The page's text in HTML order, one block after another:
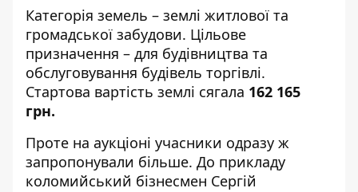
Категорія земель – землі житлової та
громадської забудови. Цільове
призначення – для будівництва та
обслуговування будівель торгівлі.
Стартова вартість землі сягала 162 165
грн.
Проте на аукціоні учасники одразу ж
запропонували більше. До прикладу
коломийський бізнесмен Сергій